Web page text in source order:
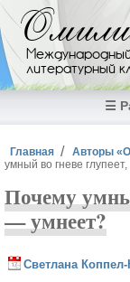
Перейти к основному
литературный
☰
Вы здесь
Главная Авторы
умный во гневе
Почему
— умнеет?
Светлана Коппел-